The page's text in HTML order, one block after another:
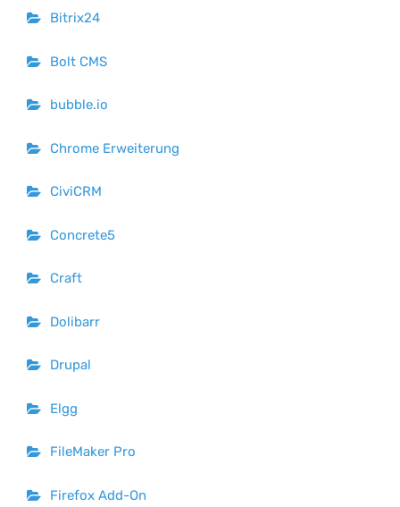
Bitrix24
Bolt CMS
bubble.io
Chrome Erweiterung
CiviCRM
Concrete5
Craft
Dolibarr
Drupal
Elgg
FileMaker Pro
Firefox Add-On